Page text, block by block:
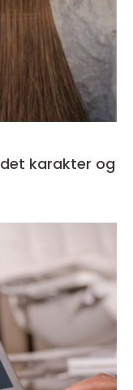
karakter og